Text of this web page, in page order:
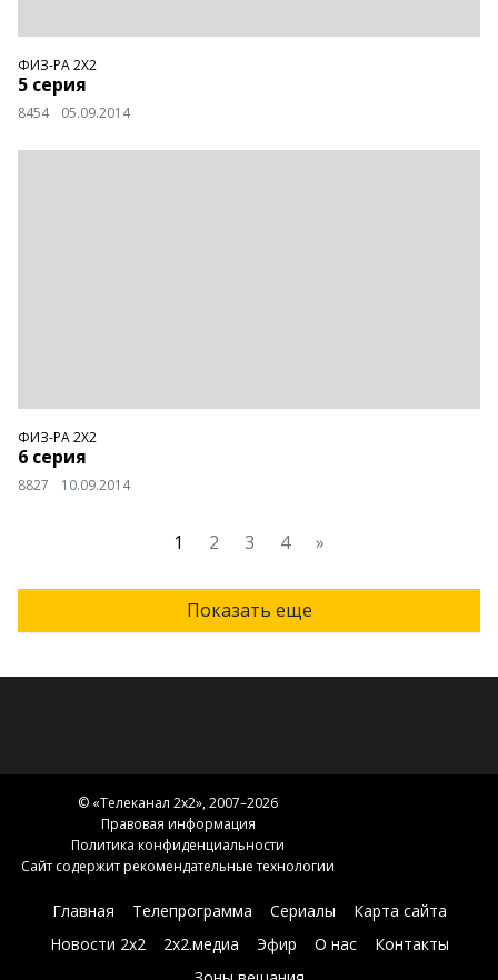
ФИЗ-РА 2Х2
5 серия
8454 05.09.2014
ФИЗ-РА 2Х2
6 серия
8827 10.09.2014
1 2 3 4 »
Показать еще
© «Телеканал 2x2», 2007–2026
Правовая информация
Политика конфиденциальности
Сайт содержит рекомендательные технологии
Главная Телепрограмма Сериалы
Карта сайта
Новости 2х2
2х2.медиа Эфир О нас
Контакты